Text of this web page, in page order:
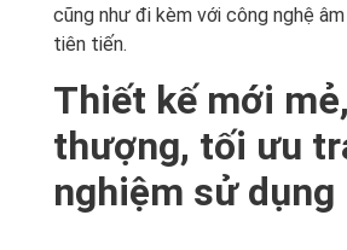
cũng như đi kèm với công nghệ
tiên tiến.
Thiết kế mới
thượng, tối ưu
nghiệm sử dụng